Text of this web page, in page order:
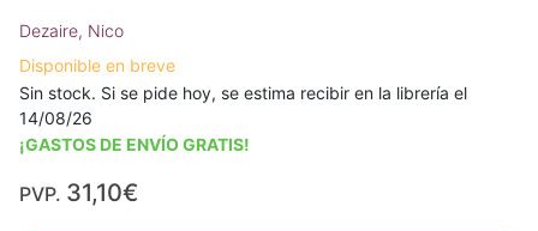
Dezaire, Nico
Disponible en breve
Sin stock. Si se pide hoy, se estima recibir en la librería el
14/08/26
¡GASTOS DE ENVÍO GRATIS!
PVP. 31,10€